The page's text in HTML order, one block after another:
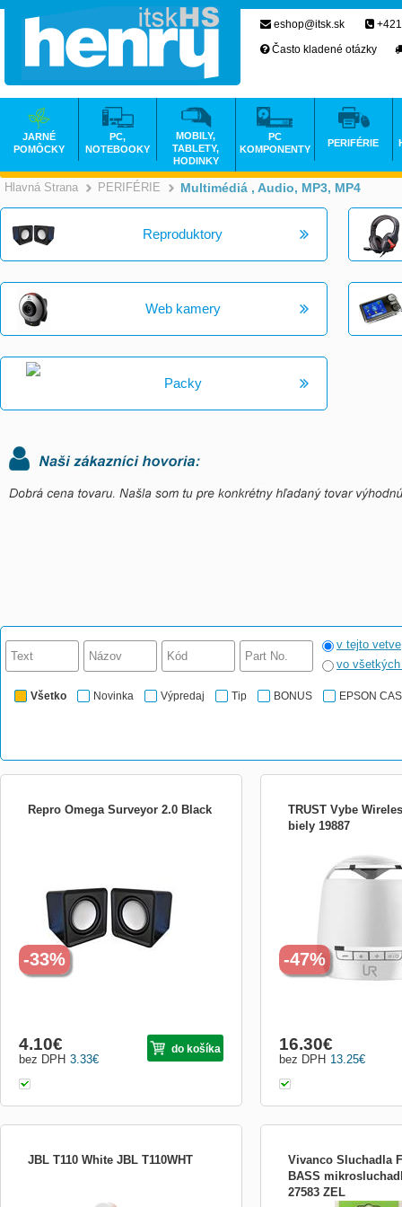
Hlavná Strana >
PERIFÉRIE >
Multimédiá , Audio, MP3, MP4
Reproduktory
Web kamery
Packy
v tejto vetve
vo
Všetko Novinka Výpredaj Tip BONUS EPSON
Repro Omega Surveyor 2.0 Black
Frequency : 90Hz- 20kHz Input
Resistance : 4 Ohm Works well with:
Laptops / Notebooks/ Netbooks and when
using external power source (e.g. powe...
3.33€
bez DPH
4.10€ do košíka
-33%
TRUST Vybe
biely 19887
Trust Vybe Wireless
reproduktorom Vybe si
obľúbenú hudbu z
13.25€
bez DPH
16.30€
-47%
JBL T110 White JBL T110WHT
Vivanco Sluchadla
BASS
27583 ZEL
eshop@itsk.sk
Často kladené otázky
JARNÉ
POMÔCKY
PC,
NOTEBOOKY
MOBILY,
TABLETY,
HODINKY
PC
KOMPONENTY
PERIFÉRIE